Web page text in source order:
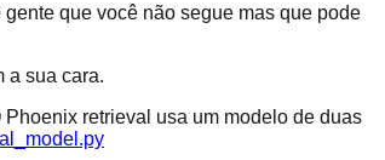
que você não segue mas que pode
a sua cara.
retrieval usa um modelo de duas